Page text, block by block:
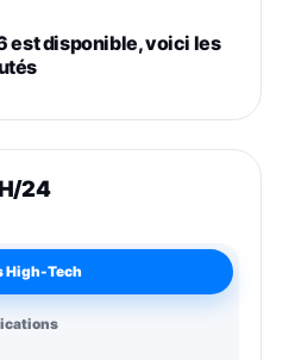
est disponible, voici les
24
High-Tech